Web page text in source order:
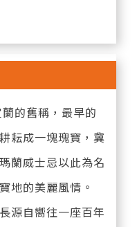
的舊稱，最早的
耘成一塊瑰寶，冀
蘭威士忌以此為名
地的美麗風情。
源自嚮往一座百年